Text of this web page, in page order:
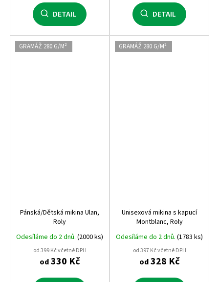
DETAIL DETAIL
GRAMÁŽ 280 G/M²
Pánská/Dětská mikina Ulan,
Roly
Odesíláme do 2 dnů. (2000 ks)
od 399 Kč včetně DPH
od330 Kč
GRAMÁŽ 280 G/M²
Unisexová mikina s kapucí
Montblanc, Roly
Odesíláme do 2 dnů. (1783 ks)
od 397 Kč včetně DPH
od328 Kč